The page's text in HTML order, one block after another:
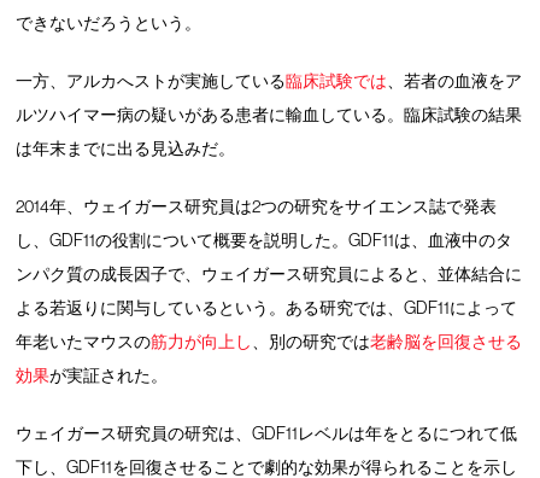
できないだろうという。
一方、アルカへストが実施している臨床試験では 、若者の血液をア
ルツハイマー病の疑いがある患者に輸血している。臨床試験の結果
は年末までに出る見込みだ。
2014年、ウェイガース研究員は2つの研究をサイエンス誌で発表
し、GDF11の役割について概要を説明した。GDF11は、血液中のタ
ンパク質の成長因子で、ウェイガース研究員によると、並体結合に
よる若返りに関与しているという。ある研究では、GDF11によって
年老いたマウスの筋力が向上し 、別の研究では老齢脳を回復させる
効果が実証された。
ウェイガース研究員の研究は、GDF11レベルは年をとるにつれて低
下し、GDF11を回復させることで劇的な効果が得られることを示し